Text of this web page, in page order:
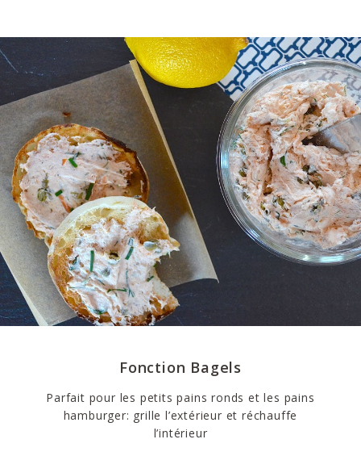
Fonction Bagels
Parfait pour les petits pains ronds et les pains
hamburger: grille l’extérieur et réchauffe
l’intérieur